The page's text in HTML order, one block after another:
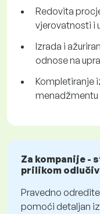
Redovita
vjerovatnosti i
Izrada i
odnose na
Kompletiranje
Za kompanije -
prilikom
Pravedno
pomoći detaljan